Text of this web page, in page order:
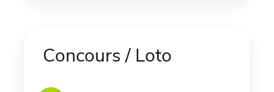
Concours / Loto